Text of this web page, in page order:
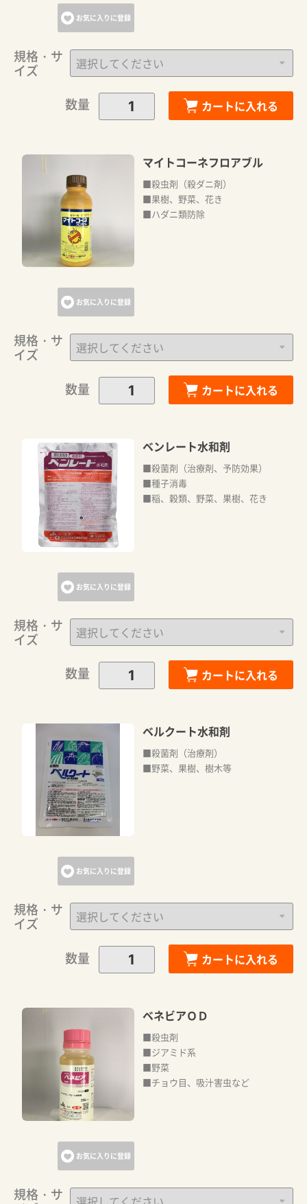
お気に入りに登録
規格・サ
イズ
数量
カートに入れる
お気に入りに登録
マイトコーネフロアブル
■殺虫剤（殺ダニ剤）
■果樹、野菜、花き
■ハダニ類防除
規格・サ
イズ
数量
カートに入れる
お気に入りに登録
ベンレート水和剤
■殺菌剤（治療剤、予防効果）
■種子消毒
■稲、穀類、野菜、果樹、花き
規格・サ
イズ
数量
カートに入れる
お気に入りに登録
ベルクート水和剤
■殺菌剤（治療剤）
■野菜、果樹、樹木等
規格・サ
イズ
数量
カートに入れる
お気に入りに登録
ベネビアＯＤ
■殺虫剤
■ジアミド系
■野菜
■チョウ目、吸汁害虫など
規格・サ
カートに追加しました。